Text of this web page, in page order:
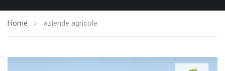
Home aziende agricole